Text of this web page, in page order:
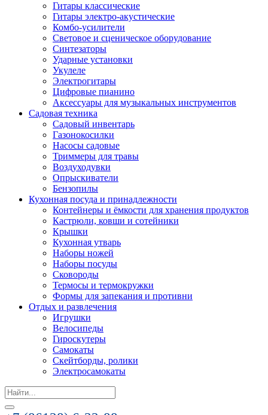
Гитары классические
Гитары электро-акустические
Комбо-усилители
Световое и сценическое оборудование
Синтезаторы
Ударные установки
Укулеле
Электрогитары
Цифровые пианино
Аксессуары для музыкальных инструментов
Садовая техника
Садовый инвентарь
Газонокосилки
Насосы садовые
Триммеры для травы
Воздуходувки
Опрыскиватели
Бензопилы
Кухонная посуда и принадлежности
Контейнеры и ёмкости для хранения продуктов
Кастрюли, ковши и сотейники
Крышки
Кухонная утварь
Наборы ножей
Наборы посуды
Сковороды
Термосы и термокружки
Формы для запекания и противни
Отдых и развлечения
Игрушки
Велосипеды
Гироскутеры
Самокаты
Скейтборды, ролики
Электросамокаты
Search
for: